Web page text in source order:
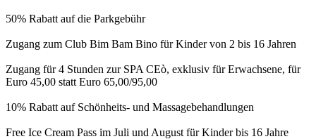
50% Rabatt auf die Parkgebühr
Zugang zum Club Bim Bam Bino für Kinder von 2 bis 16 Jahren
Zugang für 4 Stunden zur SPA CEò, exklusiv für Erwachsene, für
Euro 45,00 statt Euro 65,00/95,00
10% Rabatt auf Schönheits- und Massagebehandlungen
Free Ice Cream Pass im Juli und August für Kinder bis 16 Jahre